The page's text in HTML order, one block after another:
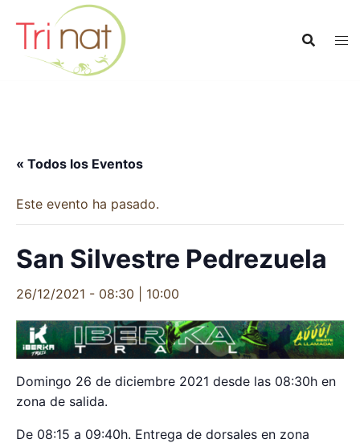
contenido
« Todos los Eventos
Este evento ha pasado.
San Silvestre Pedrezuela
26/12/2021 - 08:30 10:00
Domingo 26 de diciembre 2021 desde las 08:30h en
zona de salida.
De 08:15 a 09:40h. Entrega de dorsales en zona